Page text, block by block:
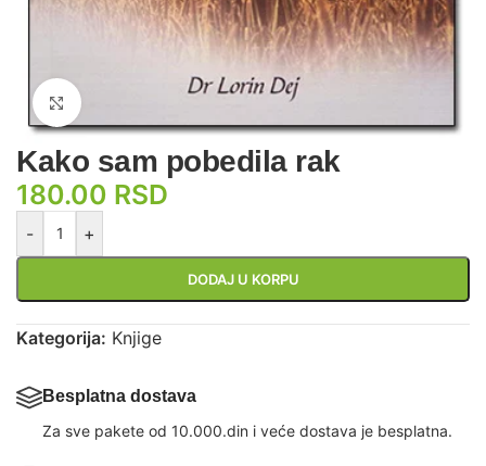
Zumiraj sliku
Kako sam pobedila rak
180.00 RSD
- +
DODAJ U KORPU
Kategorija: Knjige
Besplatna dostava
Za sve pakete od 10.000.din i veće dostava je besplatna.